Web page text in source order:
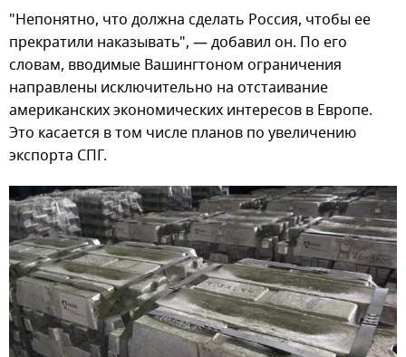
"Непонятно, что должна сделать Россия, чтобы ее
прекратили наказывать", — добавил он. По его
словам, вводимые Вашингтоном ограничения
направлены исключительно на отстаивание
американских экономических интересов в Европе.
Это касается в том числе планов по увеличению
экспорта СПГ.